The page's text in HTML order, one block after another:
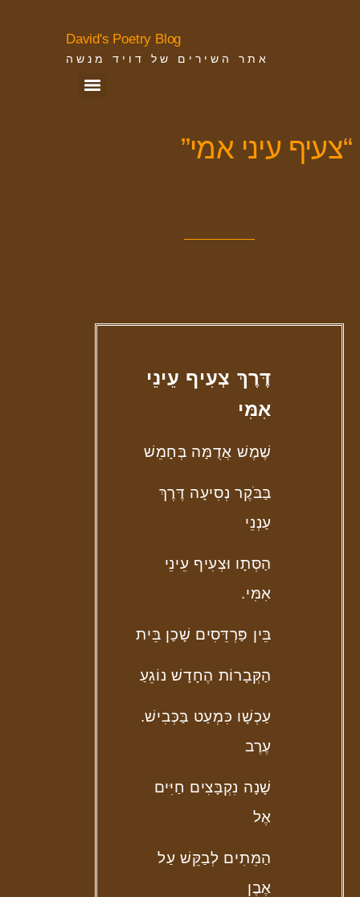
David's Poetry Blog
אתר השירים של דויד מנשה
“צעיף עיני אמי”
דֶּרֶךְ צְעִיף עֵינֵי
אִמִּי
שֶׁמֶשׁ אֲדֻמָּה בְּחָמֵשׁ
בַּבֹּקֶר נְסִיעָה דֶּרֶךְ
עַנְנֵי
הַסְּתָו וּצְעִיף עֵינֵי
אִמִּי.
בֵּין פַּרְדֵּסִים שָׁכַן בֵּית
הַקְּבָרוֹת הֶחָדָשׁ נוֹגֵעַ
עַכְשָׁו כִּמְעַט בַּכְּבִישׁ.
עֶרֶב
שָׁנָה נִקְבָּצִים חַיִּים
אֶל
הַמֵּתִים לְבַקֵּשׁ עַל
אֶבֶן